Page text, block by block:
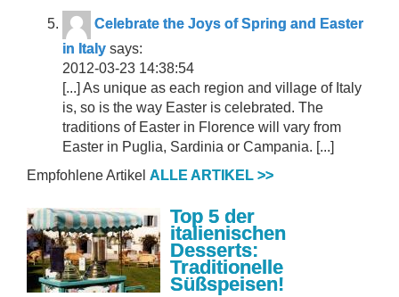
Celebrate the Joys of Spring and Easter
in Italy says:
2012-03-23 14:38:54
[...] As unique as each region and village of Italy
is, so is the way Easter is celebrated. The
traditions of Easter in Florence will vary from
Easter in Puglia, Sardinia or Campania. [...]
Empfohlene Artikel ALLE ARTIKEL >>
Top 5 der
italienischen
Desserts:
Traditionelle
Süßspeisen!